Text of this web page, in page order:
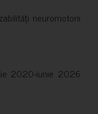
neuromotorii
2020-iunie 2026